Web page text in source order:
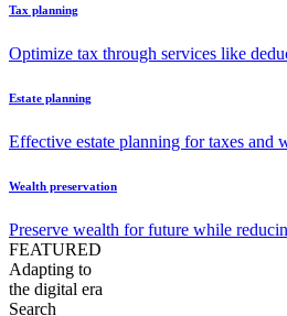
Tax planning
Optimize tax through services like
Estate planning
Effective estate planning for taxes and
Wealth preservation
Preserve wealth for future while
FEATURED
Adapting to
the digital era
Search